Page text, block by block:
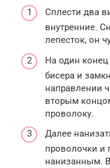
Сплести два
внутренние.
лепесток, он
На один
бисера и
направлении
вторым
проволоку.
Далее
проволочки и
нанизанным.